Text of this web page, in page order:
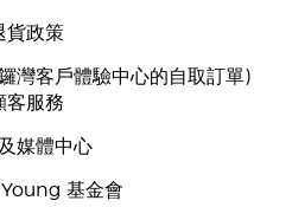
貨政策
灣客戶體驗中心的自取訂單)
客服務
媒體中心
基金會